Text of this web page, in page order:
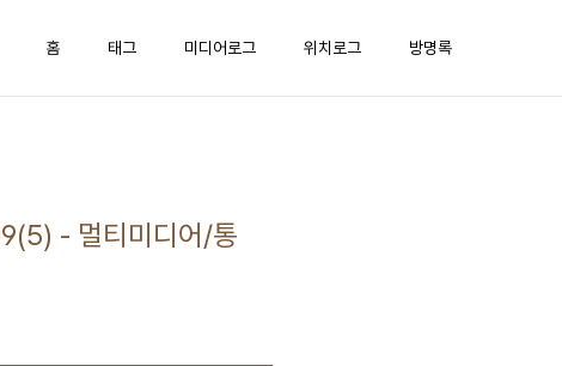
홈 태그 미디어로그 위치로그 방명록
- 멀티미디어/통